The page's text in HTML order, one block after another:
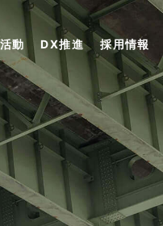
動 DX推進 採用情報
実績
情報
ジェクト活動
推進
情報
問合わせ